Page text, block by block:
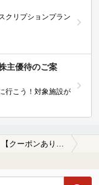
クリプションプラン
主優待のご案
行こう！対象施設が
【クーポンあり】格安で入浴できる長崎の温泉、日帰り温泉、スーパー銭湯おすすめ